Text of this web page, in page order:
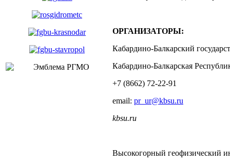
ОРГАНИЗАТОРЫ:
Кабардино-Балкарский
Кабардино-Балкарская
+7 (8662) 72-22-91
email: pr_ur@kbsu.ru
kbsu.ru
Высокогорный геофизический